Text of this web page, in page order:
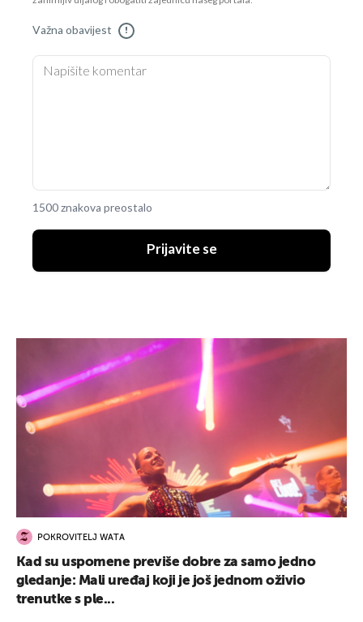
Važna obavijest !
1500 znakova preostalo
Prijavite se
POKROVITELJ WATA
Kad su uspomene previše dobre za samo jedno
gledanje: Mali uređaj koji je još jednom oživio
trenutke s ple...